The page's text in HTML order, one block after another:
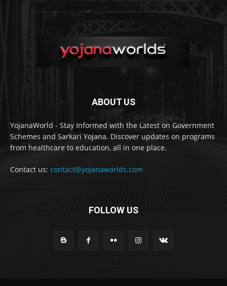
ABOUT US
YojanaWorld - Stay Informed with the Latest on Government
Schemes and Sarkari Yojana. Discover updates on programs
from healthcare to education, all in one place.
Contact us: contact@yojanaworlds.com
FOLLOW US